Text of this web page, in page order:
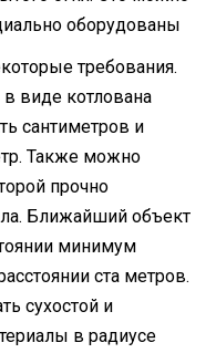
оборудованы
требования.
виде котлована
сантиметров и
Также можно
прочно
Ближайший объект
минимум
ста метров.
сухостой и
в радиусе